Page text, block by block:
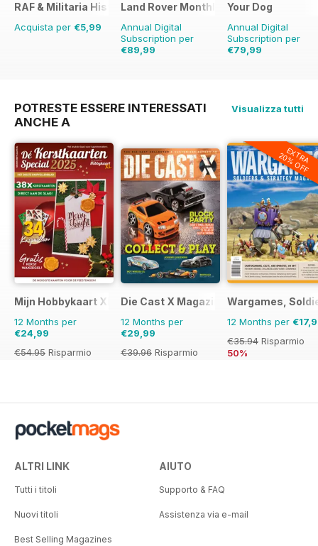
RAF & Militaria History
Acquista per €5,99
Land Rover Monthly
Annual Digital
Subscription per
€89,99
Your Dog
Annual Digital
Subscription per
€79,99
POTRESTE ESSERE INTERESSATI
ANCHE A
Visualizza tutti
Mijn Hobbykaart XL
12 Months per
€24,99
€54.95 Risparmio
Die Cast X Magazine
12 Months per
€29,99
€39.96 Risparmio
EXTRA
20% OFF
Wargames,
12 Months per
€35.94 Risparmio
50%
ALTRI LINK
Tutti i titoli
Nuovi titoli
Best Selling Magazines
AIUTO
Supporto & FAQ
Assistenza via e-mail